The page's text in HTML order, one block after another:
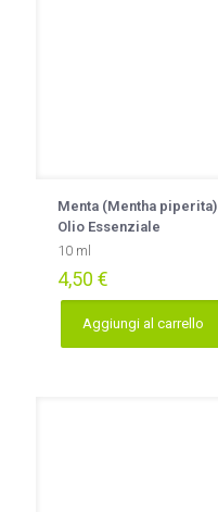
Menta (Mentha piperita)
Olio Essenziale
10 ml
4,50 €
Aggiungi al carrello